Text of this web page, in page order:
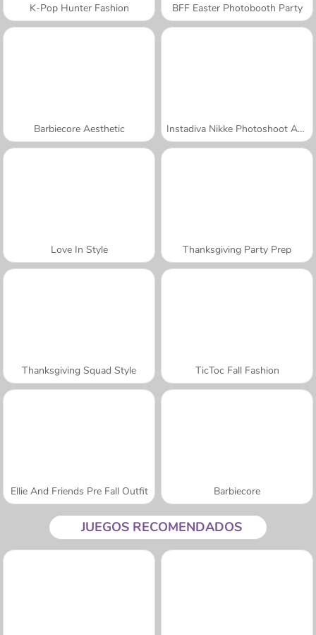
K-Pop Hunter Fashion BFF Easter Photobooth Party
Barbiecore Aesthetic Instadiva Nikke Photoshoot And Date Night
Love In Style Thanksgiving Party Prep
Thanksgiving Squad Style TicToc Fall Fashion
Ellie And Friends Pre Fall Outfit Barbiecore
JUEGOS RECOMENDADOS